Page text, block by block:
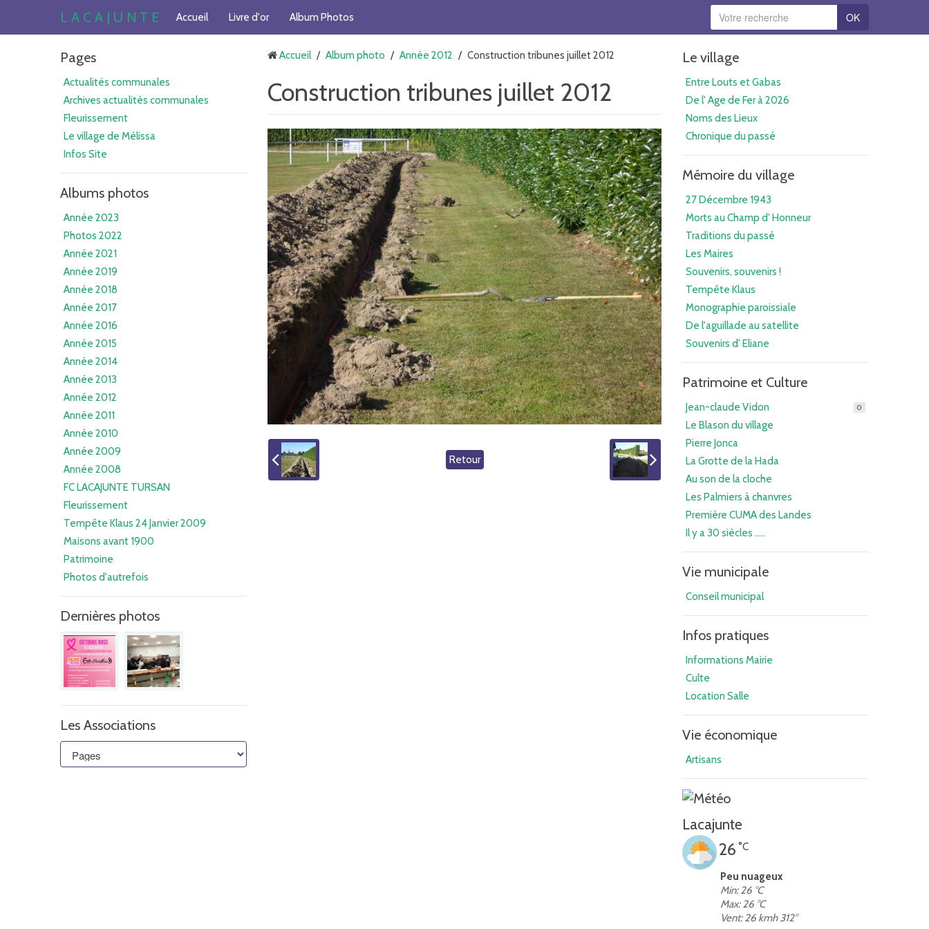
L A C A J U N T E Accueil Livre d'or Album Photos OK
Pages
Actualités communales
Archives actualités communales
Fleurissement
Le village de Mélissa
Infos Site
Albums photos
Année 2023
Photos 2022
Année 2021
Année 2019
Année 2018
Année 2017
Année 2016
Année 2015
Année 2014
Année 2013
Année 2012
Année 2011
Année 2010
Année 2009
Année 2008
FC LACAJUNTE TURSAN
Fleurissement
Tempête Klaus 24 Janvier 2009
Maisons avant 1900
Patrimoine
Photos d'autrefois
Dernières photos
Les Associations
Accueil / Album photo / Année 2012 / Construction tribunes juillet 2012
Construction tribunes juillet 2012
Retour
Le village
Entre Louts et Gabas
De l' Age de Fer à 2026
Noms des Lieux
Chronique du passé
Mémoire du village
27 Décembre 1943
Morts au Champ d' Honneur
Traditions du passé
Les Maires
Souvenirs, souvenirs !
Tempête Klaus
Monographie paroissiale
De l'aguillade au satellite
Souvenirs d' Eliane
Patrimoine et Culture
Jean-claude Vidon 0
Le Blason du village
Pierre Jonca
La Grotte de la Hada
Au son de la cloche
Les Palmiers à chanvres
Première CUMA des Landes
Il y a 30 siècles .....
Vie municipale
Conseil municipal
Infos pratiques
Informations Mairie
Culte
Location Salle
Vie économique
Artisans
Lacajunte
26 °C
Peu nuageux
Min: 26 °C
Max: 26 °C
Vent: 26 kmh 312°